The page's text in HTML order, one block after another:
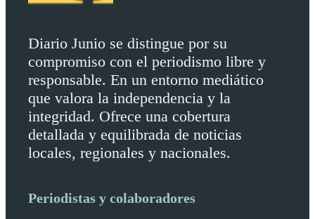
Diario Junio se distingue por su
compromiso con el periodismo libre y
responsable. En un entorno mediático
que valora la independencia y la
integridad. Ofrece una cobertura
detallada y equilibrada de noticias
locales, regionales y nacionales.
Periodistas y colaboradores